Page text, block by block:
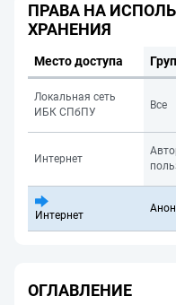
ПРАВА НА
ХРАНЕНИЯ
Место доступа
Локальная сеть
ИБК СПбПУ
Все
Интернет
Интернет
ОГЛАВЛЕНИЕ